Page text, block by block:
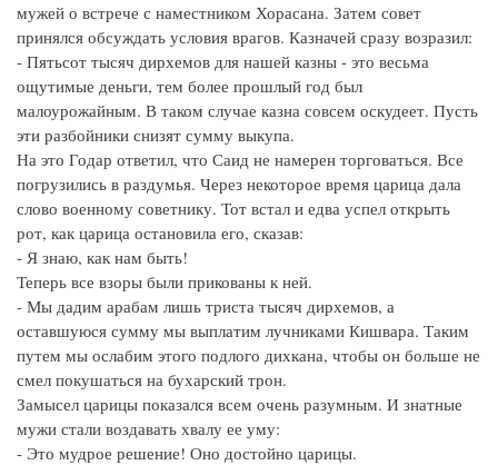
мужей о встрече с наместником Хорасана. Затем совет
принялся обсуждать условия врагов. Казначей сразу возразил:
- Пятьсот тысяч дирхемов для нашей казны - это весьма
ощутимые деньги, тем более прошлый год был
малоурожайным. В таком случае казна совсем оскудеет. Пусть
эти разбойники снизят сумму выкупа.
На это Годар ответил, что Саид не намерен торговаться. Все
погрузились в раздумья. Через некоторое время царица дала
слово военному советнику. Тот встал и едва успел открыть
рот, как царица остановила его, сказав:
- Я знаю, как нам быть!
Теперь все взоры были прикованы к ней.
- Мы дадим арабам лишь триста тысяч дирхемов, а
оставшуюся сумму мы выплатим лучниками Кишвара. Таким
путем мы ослабим этого подлого дихкана, чтобы он больше не
смел покушаться на бухарский трон.
Замысел царицы показался всем очень разумным. И знатные
мужи стали воздавать хвалу ее уму:
- Это мудрое решение! Оно достойно царицы.